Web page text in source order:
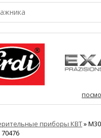
приборы КВТ»